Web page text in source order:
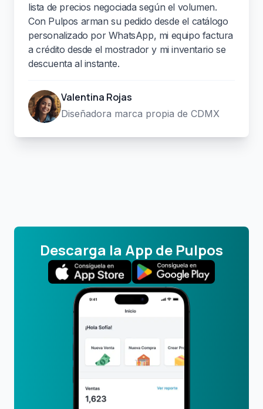
lista de precios negociada según el volumen.
Con Pulpos arman su pedido desde el catálogo
personalizado por WhatsApp, mi equipo factura
a crédito desde el mostrador y mi inventario se
descuenta al instante.
Valentina Rojas
Diseñadora marca propia de CDMX
Descarga la App de Pulpos